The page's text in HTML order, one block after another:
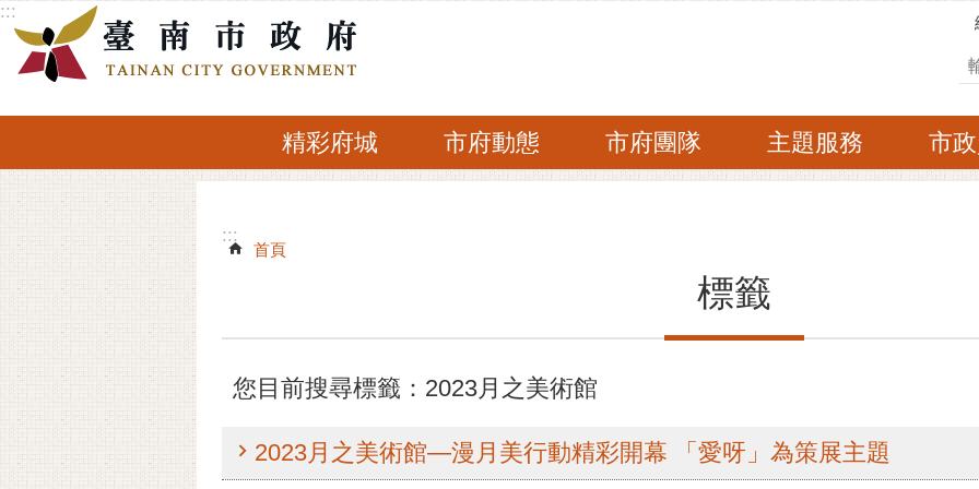
跳到主要內容區塊
:::
精彩府城 市府動態 市府團隊 主題服務 市
:::
:::
首頁
標籤
您目前搜尋標籤：2023月之美術館
2023月之美術館—漫月美行動精彩開幕 「愛呀」為策展主題